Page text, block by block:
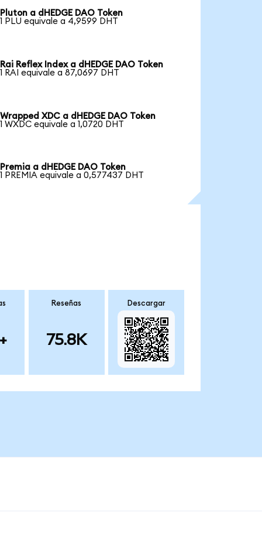
Pluton a dHEDGE DAO Token
1 PLU equivale a 4,9599 DHT
Rai Reflex Index a dHEDGE DAO Token
1 RAI equivale a 87,0697 DHT
Wrapped XDC a dHEDGE DAO Token
1 WXDC equivale a 1,0720 DHT
Premia a dHEDGE DAO Token
1 PREMIA equivale a 0,577437 DHT
Reseñas
75.8K
Descargar